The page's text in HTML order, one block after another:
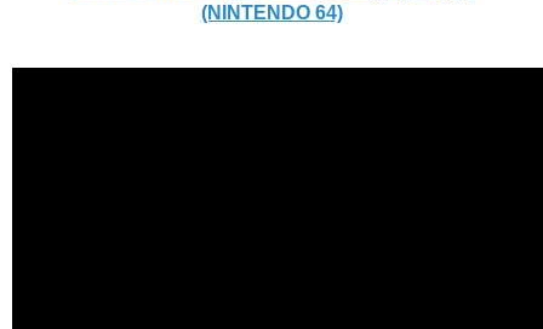
(NINTENDO 64)